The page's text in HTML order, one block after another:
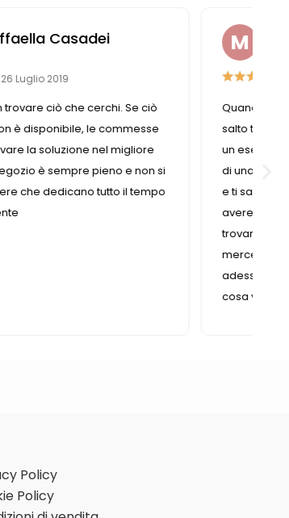
Michela Gorini
22 Luglio 2021
entro in questo negozio faccio un
temporale negli anni passati perché è
esercizio che conserva le caratteristiche
una volta. È piccolo, è stretto ma tu chiedi
ti sarà dato , non c’è nulla di cui tu possa
bisogno che non riesci a
adesso è presente anche in internet, quindi,
Policy
Policy